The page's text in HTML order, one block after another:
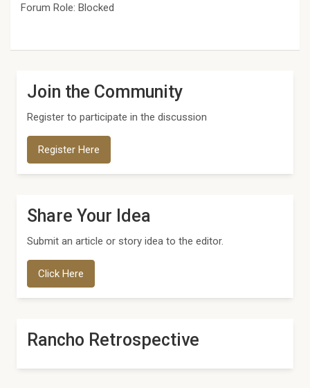
Forum Role: Blocked
Join the Community
Register to participate in the discussion
Register Here
Share Your Idea
Submit an article or story idea to the editor.
Click Here
Rancho Retrospective